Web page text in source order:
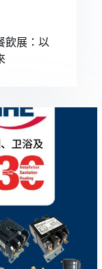
飲展：以